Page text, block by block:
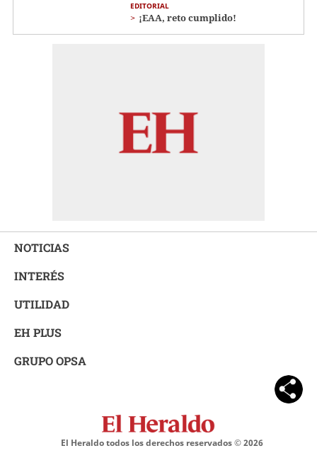
EDITORIAL
¡EAA, reto cumplido!
NOTICIAS
INTERÉS
UTILIDAD
EH PLUS
GRUPO OPSA
El Heraldo todos los derechos reservados ©2026